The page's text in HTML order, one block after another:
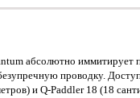
абсолютно иммитирует
проводку.
и Q-Paddler 18 (18